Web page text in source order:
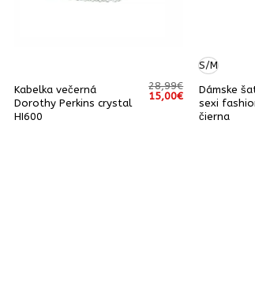
Kabelka večerná
Dorothy Perkins crystal
HI600
28,99€
Pôvodná
15,00€Aktuálna
cena
S/M
Dámske
sexi
čierna